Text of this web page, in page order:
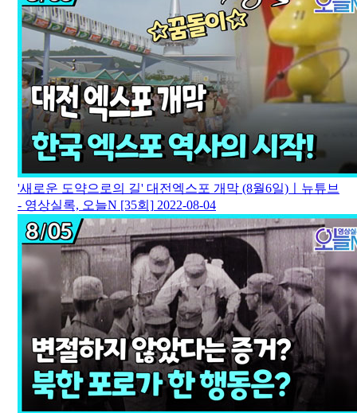
'새로운 도약으로의 길' 대전엑스포 개막 (8월6일)ㅣ뉴튜브
- 영상실록, 오늘N [35회] 2022-08-04